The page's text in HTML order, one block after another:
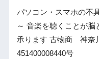
パソコン・スマホの不
～ 音楽を聴くことが脳
承ります 古物商 神奈
451400008440号